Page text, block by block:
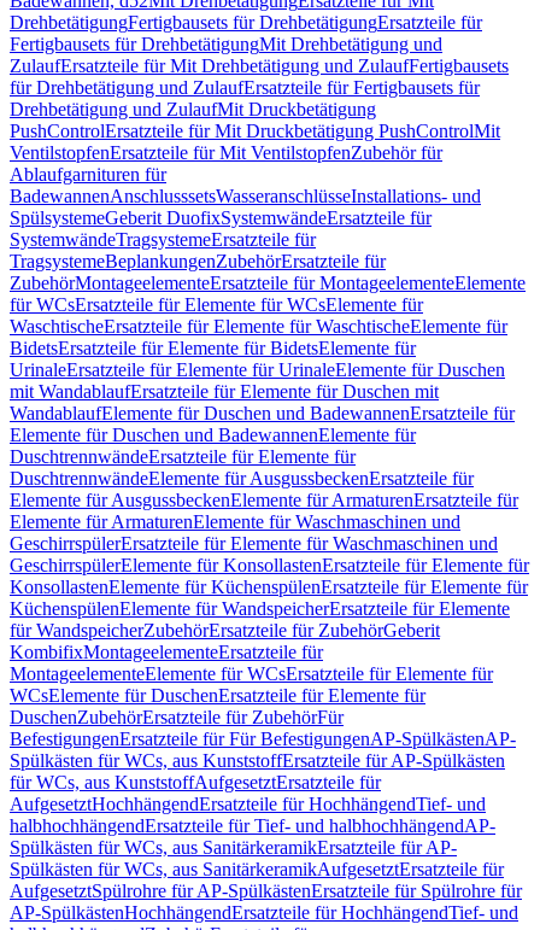
DrehbetätigungFertigbausets für DrehbetätigungErsatzteile für
Fertigbausets für DrehbetätigungMit Drehbetätigung und
ZulaufErsatzteile für Mit Drehbetätigung und ZulaufFertigbausets
für Drehbetätigung und ZulaufErsatzteile für Fertigbausets für
Drehbetätigung und ZulaufMit Druckbetätigung
PushControlErsatzteile für Mit Druckbetätigung PushControlMit
VentilstopfenErsatzteile für Mit VentilstopfenZubehör für
Ablaufgarnituren für
BadewannenAnschlusssetsWasseranschlüsseInstallations- und
SpülsystemeGeberit DuofixSystemwändeErsatzteile für
SystemwändeTragsystemeErsatzteile für
TragsystemeBeplankungenZubehörErsatzteile für
ZubehörMontageelementeErsatzteile für MontageelementeElemente
für WCsErsatzteile für Elemente für WCsElemente für
WaschtischeErsatzteile für Elemente für WaschtischeElemente für
BidetsErsatzteile für Elemente für BidetsElemente für
UrinaleErsatzteile für Elemente für UrinaleElemente für Duschen
mit WandablaufErsatzteile für Elemente für Duschen mit
WandablaufElemente für Duschen und BadewannenErsatzteile für
Elemente für Duschen und BadewannenElemente für
DuschtrennwändeErsatzteile für Elemente für
DuschtrennwändeElemente für AusgussbeckenErsatzteile für
Elemente für AusgussbeckenElemente für ArmaturenErsatzteile für
Elemente für ArmaturenElemente für Waschmaschinen und
GeschirrspülerErsatzteile für Elemente für Waschmaschinen und
GeschirrspülerElemente für KonsollastenErsatzteile für Elemente für
KonsollastenElemente für KüchenspülenErsatzteile für Elemente für
KüchenspülenElemente für WandspeicherErsatzteile für Elemente
für WandspeicherZubehörErsatzteile für ZubehörGeberit
KombifixMontageelementeErsatzteile für
MontageelementeElemente für WCsErsatzteile für Elemente für
WCsElemente für DuschenErsatzteile für Elemente für
DuschenZubehörErsatzteile für ZubehörFür
BefestigungenErsatzteile für Für BefestigungenAP-SpülkästenAP-
Spülkästen für WCs, aus KunststoffErsatzteile für AP-Spülkästen
für WCs, aus KunststoffAufgesetztErsatzteile für
AufgesetztHochhängendErsatzteile für HochhängendTief- und
halbhochhängendErsatzteile für Tief- und halbhochhängendAP-
Spülkästen für WCs, aus SanitärkeramikErsatzteile für AP-
Spülkästen für WCs, aus SanitärkeramikAufgesetztErsatzteile für
AufgesetztSpülrohre für AP-SpülkästenErsatzteile für Spülrohre für
AP-SpülkästenHochhängendErsatzteile für HochhängendTief- und